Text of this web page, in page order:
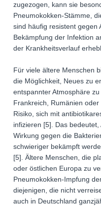
zugezogen, kann sie
Pneumokokken-Stämme,
sind häufig resistent gegen
Bekämpfung der Infektion
der Krankheitsverlauf
Für viele ältere Menschen
die Möglichkeit, Neues zu
entspannter Atmosphäre
Frankreich, Rumänien
Risiko, sich mit
infizieren [5]. Das
Wirkung gegen die
schwieriger bekämpft
[5]. Ältere Menschen, die
oder östlichen Europa zu
Pneumokokken-Impfung
diejenigen, die nicht
auch in Deutschland